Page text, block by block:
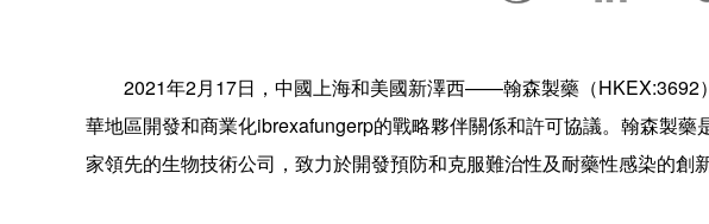
2021年2月17日，中國上海和美國新澤西——翰森製藥（HKEX:3692
華地區開發和商業化ibrexafungerp的戰略夥伴關係和許可協議。翰森製
家領先的生物技術公司，致力於開發預防和克服難治性及耐藥性感染的創新